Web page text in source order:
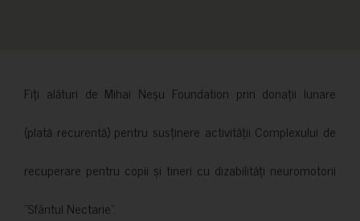
Fiți alături de Mihai Neșu Foundation prin donații lunare
(plată recurentă) pentru susținere activității Complexului de
recuperare pentru copii și tineri cu dizabilități neuromotorii
”Sfântul Nectarie”.